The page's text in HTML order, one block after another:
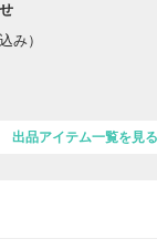
み）
み）にて、国内より
出品アイテム一覧を見る